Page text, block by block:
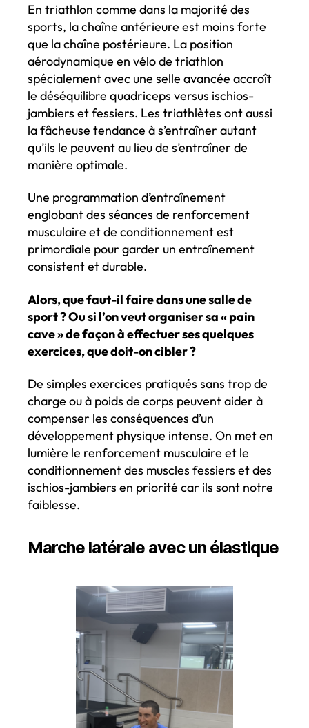
En triathlon comme dans la majorité des
sports, la chaîne antérieure est moins forte
que la chaîne postérieure. La position
aérodynamique en vélo de triathlon
spécialement avec une selle avancée accroît
le déséquilibre quadriceps versus ischios-
jambiers et fessiers. Les triathlètes ont aussi
la fâcheuse tendance à s’entraîner autant
qu’ils le peuvent au lieu de s’entraîner de
manière optimale.
Une programmation d’entraînement
englobant des séances de renforcement
musculaire et de conditionnement est
primordiale pour garder un entraînement
consistent et durable.
Alors, que faut-il faire dans une salle de
sport ? Ou si l’on veut organiser sa « pain
cave » de façon à effectuer ses quelques
exercices, que doit-on cibler ?
De simples exercices pratiqués sans trop de
charge ou à poids de corps peuvent aider à
compenser les conséquences d’un
développement physique intense. On met en
lumière le renforcement musculaire et le
conditionnement des muscles fessiers et des
ischios-jambiers en priorité car ils sont notre
faiblesse.
Marche latérale avec un élastique